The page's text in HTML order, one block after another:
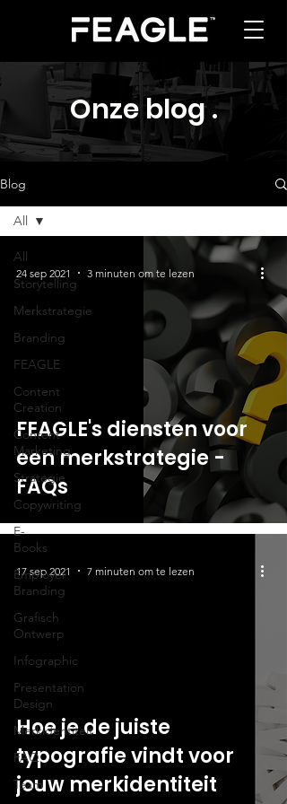
Onze blog.
Blog
All
Storytelling
Merkstrategie
Branding
FEAGLE
Content
Creation
Content
Marketing
Strategie
Copywriting
E-
Books
Employer
Branding
Grafisch
Ontwerp
Infographic
Presentation
Design
Merkidentiteit
FAQ
Team
All
FEAGLE's diensten voor
een merkstrategie -
FAQs
24 sep 2021 3 minuten om te lezen
Hoe je de juiste
typografie vindt voor
jouw merkidentiteit
17 sep 2021 7 minuten om te lezen